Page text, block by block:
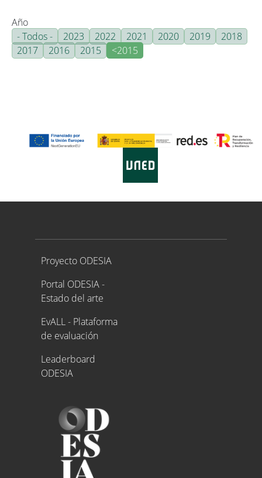
Año
- Todos -
2023 2022 2021 2020 2019
2018
2017
2016 2015 <2015
Proyecto ODESIA
Proyecto ODESIA
Portal ODESIA -
Estado del arte
EvALL - Plataforma
de evaluación
Leaderboard
ODESIA